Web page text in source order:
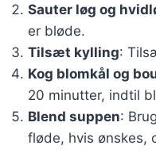
Sauter løg og
er bløde.
Tilsæt kylling:
Kog blomkål og
20 minutter, indtil
Blend suppen:
fløde, hvis ønskes,